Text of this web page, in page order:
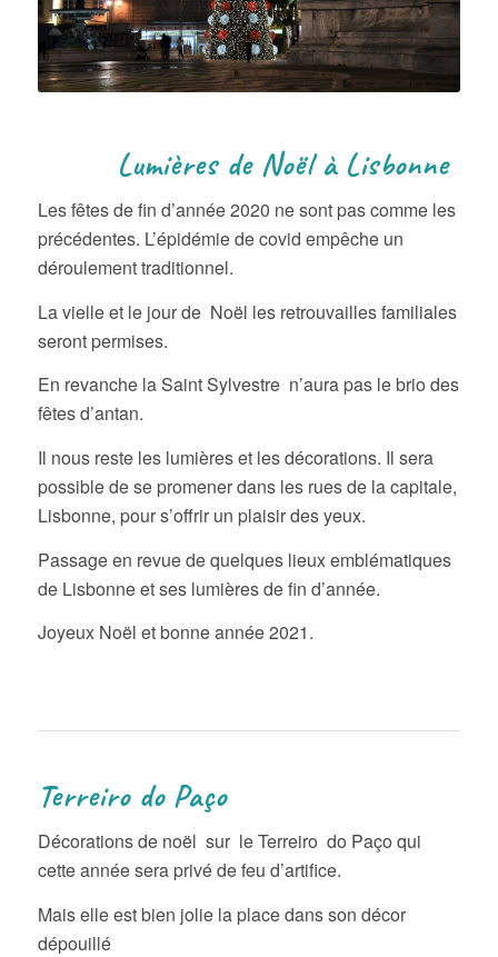
Lumières de Noël à Lisbonne
Les fêtes de fin d’année 2020 ne sont pas comme les
précédentes. L’épidémie de covid empêche un
déroulement traditionnel.
La vielle et le jour de Noël les retrouvailles familiales
seront permises.
En revanche la Saint Sylvestre n’aura pas le brio des
fêtes d’antan.
Il nous reste les lumières et les décorations. Il sera
possible de se promener dans les rues de la capitale,
Lisbonne, pour s’offrir un plaisir des yeux.
Passage en revue de quelques lieux emblématiques
de Lisbonne et ses lumières de fin d’année.
Joyeux Noël et bonne année 2021.
Terreiro do Paço
Décorations de noël sur le Terreiro do Paço qui
cette année sera privé de feu d’artifice.
Mais elle est bien jolie la place dans son décor
dépouillé